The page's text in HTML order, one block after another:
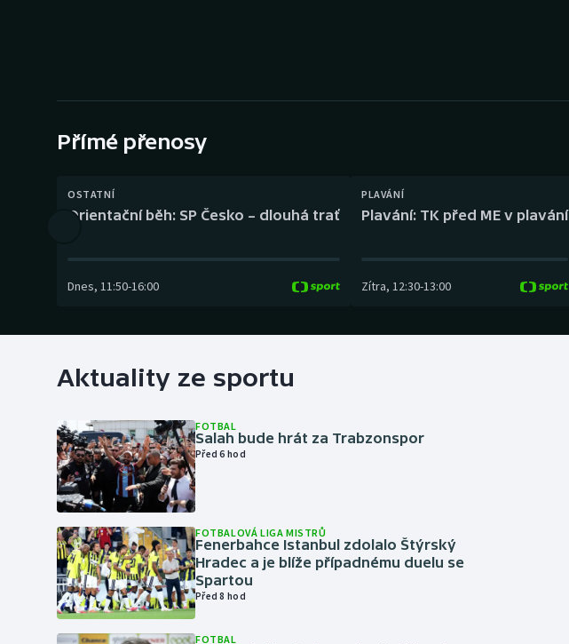
Gymnastika Plážový volejbal
Přímé přenosy
OSTATNÍ
Orientační běh: SP Česko – dlouhá trať
Dnes, 11:50-16:00
PLAVÁNÍ
Plavání: TK před ME v plavání
Zítra, 12:30-13:00
Aktuality ze sportu
FOTBAL
Salah bude hrát za Trabzonspor
Před 6 hod
FOTBALOVÁ LIGA MISTRŮ
Fenerbahce Istanbul zdolalo Štýrský
Hradec a je blíže případnému duelu se
Spartou
Před 8 hod
FOTBAL